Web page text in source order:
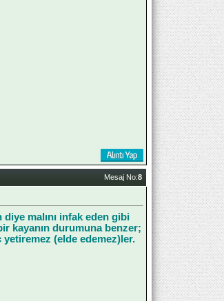
Mesaj No:8
malını infak eden gibi
kayanın durumuna benzer;
yetiremez (elde edemez)ler.